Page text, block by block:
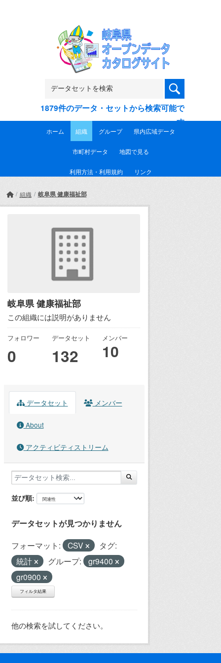
1879件のデータ・セットから検索可能で
す
ホーム 組織 グループ 県内広域データ
市町村データ 地図で見る
利用方法・利用規約 リンク
組織 岐阜県 健康福祉部
岐阜県 健康福祉部
この組織には説明がありません
フォロワー
0
データセット
132
メンバー
10
データセット メンバー
About
アクティビティストリーム
並び順
データセットが見つかりません
フォーマット: CSV
タグ:
統計
グループ:
gr9400
gr0900
フィルタ結果
他の検索を試してください。